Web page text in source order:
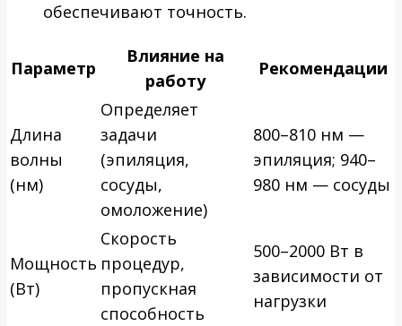
обеспечивают точность.
Параметр
Влияние на
работу
Рекомендации
Длина
волны
(нм)
Определяет
задачи
(эпиляция,
сосуды,
омоложение)
800–810 нм —
эпиляция; 940–
980 нм — сосуды
Мощность
(Вт)
Скорость
процедур,
пропускная
способность
500–2000 Вт в
зависимости от
нагрузки